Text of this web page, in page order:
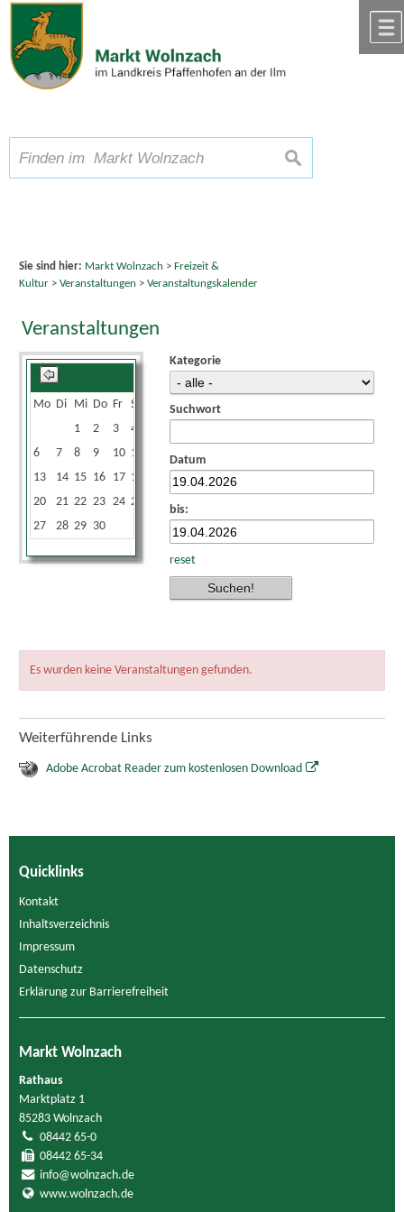
Zum Inhalt,zur Navigation
Schriftgröße A A A suchen
Sie sind hier: Markt Wolnzach > Freizeit &
Kultur> Veranstaltungen > Veranstaltungskalender
Veranstaltungen
Mo Di Mi Do Fr Sa
1
2 3 4
6
7 8 9 10 11
13
14 15 16 17 18
20
21 22 23 24 25
27
28 29 30
Kategorie
Suchwort
Datum
bis:
reset
Es wurden keine Veranstaltungen gefunden.
Weiterführende Links
Adobe Acrobat Reader zum kostenlosen Download
Quicklinks
Kontakt
Inhaltsverzeichnis
Impressum
Datenschutz
Erklärung zur Barrierefreiheit
Markt Wolnzach
Rathaus
Marktplatz 1
85283 Wolnzach
08442 65-0
08442 65-34
info@wolnzach.de
www.wolnzach.de